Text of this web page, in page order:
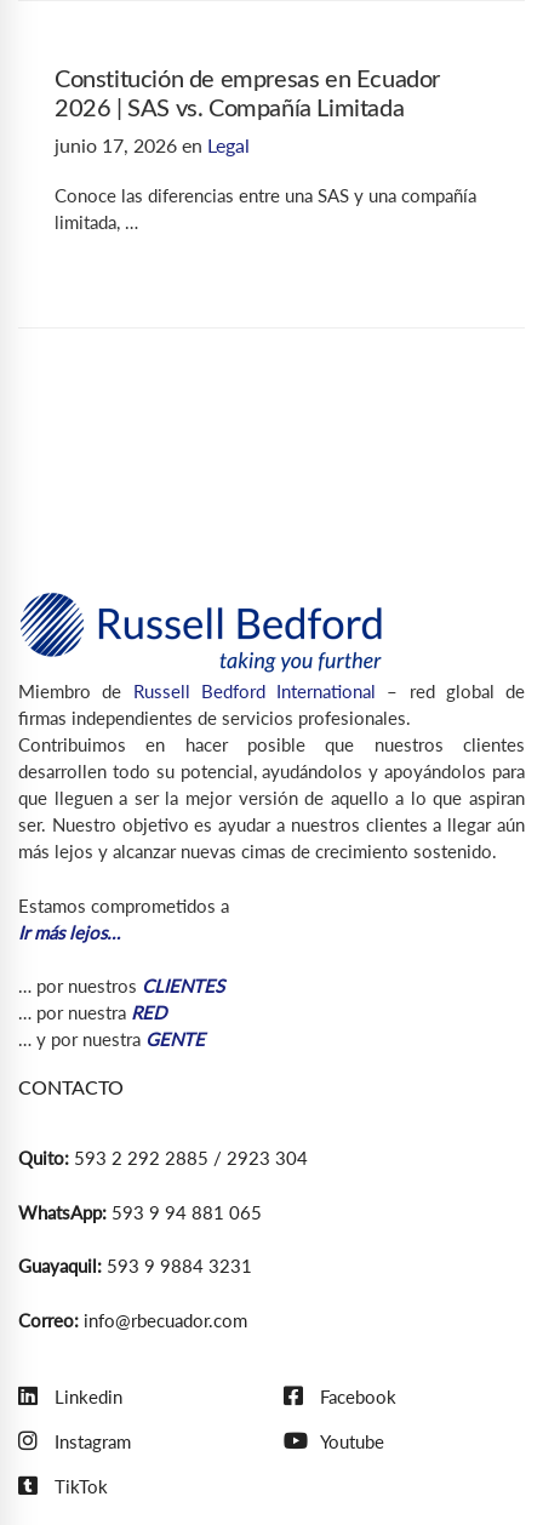
Constitución de empresas en Ecuador
2026 | SAS vs. Compañía Limitada
junio 17, 2026 en Legal
Conoce las diferencias entre una SAS y una compañía
limitada, …
Miembro de Russell Bedford International – red global de
firmas independientes de servicios profesionales.
Contribuimos en hacer posible que nuestros clientes
desarrollen todo su potencial, ayudándolos y apoyándolos para
que lleguen a ser la mejor versión de aquello a lo que aspiran
ser. Nuestro objetivo es ayudar a nuestros clientes a llegar aún
más lejos y alcanzar nuevas cimas de crecimiento sostenido.
Estamos comprometidos a
Ir más lejos…
… por nuestros CLIENTES
… por nuestra RED
… y por nuestra GENTE
CONTACTO
Quito: 593 2 292 2885 / 2923 304
WhatsApp: 593 9 94 881 065
Guayaquil: 593 9 9884 3231
Correo: info@rbecuador.com
Linkedin Facebook
Instagram Youtube
TikTok